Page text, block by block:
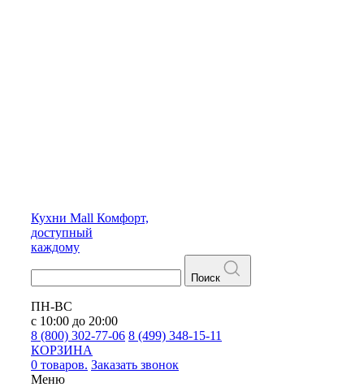
Кухни Mall Комфорт,
доступный
каждому
Поиск
ПН-ВС
с 10:00 до 20:00
8 (800) 302-77-06 8 (499) 348-15-11
КОРЗИНА
0 товаров. Заказать звонок
Меню